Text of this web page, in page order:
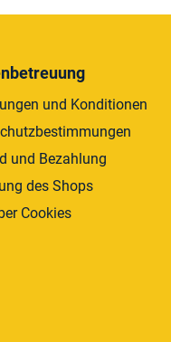
und Konditionen
und Bezahlung
des Shops
Cookies